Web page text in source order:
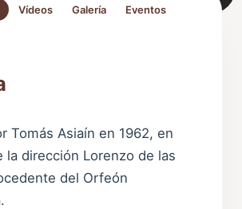
Vídeos Galería Eventos
Tomás Asiaín en 1962, en
la dirección Lorenzo de las
del Orfeón